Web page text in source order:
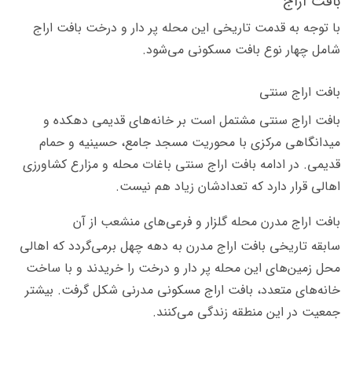
با توجه به قدمت تاریخی این محله پر دار و درخت بافت اراج
شامل چهار نوع بافت مسکونی می‌شود.
بافت اراج سنتی
بافت اراج سنتی مشتمل است بر خانه‌های قدیمی دهكده و
میدانگاهی مركزی با محوریت مسجد جامع، حسینیه و حمام
قدیمی. در ادامه بافت اراج سنتی باغات محله و مزارع كشاورزی
اهالی قرار دارد كه تعدادشان زیاد هم نیست.
بافت اراج مدرن محله گلزار و فرعی‌های منشعب از آن
سابقه تاریخی بافت اراج مدرن به دهه چهل برمی‌گردد كه اهالی
محل زمین‌های این محله پر دار و درخت را خریدند و با ساخت
خانه‌های متعدد، بافت اراج مسكونی مدرنی شكل گرفت. بیشتر
جمعیت در این منطقه زندگی می‌کنند.